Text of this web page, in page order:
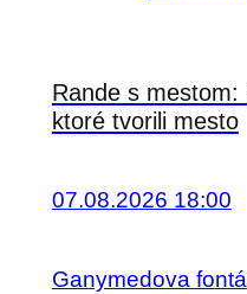
Rande s
ktoré tvorili mesto
07.08.2026 18:00
Ganymedova